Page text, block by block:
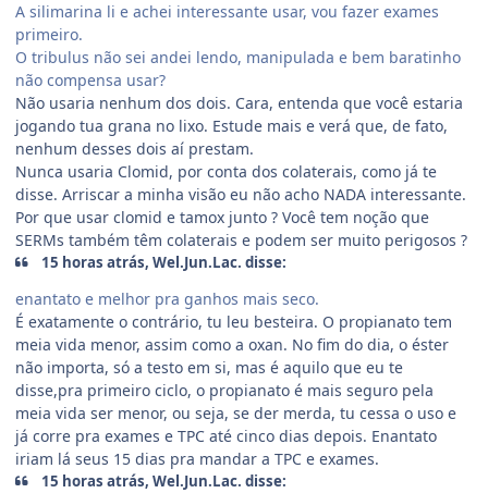
A silimarina li e achei interessante usar, vou fazer exames
primeiro.
O tribulus não sei andei lendo, manipulada e bem baratinho
não compensa usar?
Não usaria nenhum dos dois. Cara, entenda que você estaria
jogando tua grana no lixo. Estude mais e verá que, de fato,
nenhum desses dois aí prestam.
Nunca usaria Clomid, por conta dos colaterais, como já te
disse. Arriscar a minha visão eu não acho NADA interessante.
Por que usar clomid e tamox junto ? Você tem noção que
SERMs também têm colaterais e podem ser muito perigosos ?
15 horas atrás, Wel.Jun.Lac. disse:
enantato e melhor pra ganhos mais seco.
É exatamente o contrário, tu leu besteira. O propianato tem
meia vida menor, assim como a oxan. No fim do dia, o éster
não importa, só a testo em si, mas é aquilo que eu te
disse,pra primeiro ciclo, o propianato é mais seguro pela
meia vida ser menor, ou seja, se der merda, tu cessa o uso e
já corre pra exames e TPC até cinco dias depois. Enantato
iriam lá seus 15 dias pra mandar a TPC e exames.
15 horas atrás, Wel.Jun.Lac. disse: